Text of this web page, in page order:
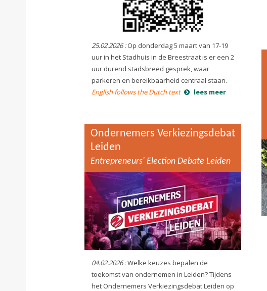
25.02.2026 :Op donderdag 5 maart van 17-19
uur in het Stadhuis in de Breestraat is er een 2
uur durend stadsbreed gesprek, waar
parkeren en bereikbaarheid centraal staan.
English follows the Dutch text
lees meer
Ondernemers Verkiezingsdebat
Leiden
Entrepreneurs' Election Debate Leiden
04.02.2026: Welke keuzes bepalen de
toekomst van ondernemen in Leiden? Tijdens
het Ondernemers Verkiezingsdebat Leiden op